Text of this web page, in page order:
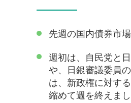
先週の国内債券市
週初は、自民党と
や、日銀審議委員
は、新政権に対す
縮めて週を終えまし